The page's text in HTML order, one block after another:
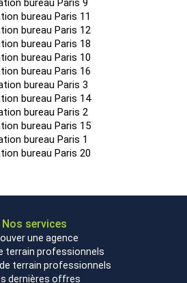
bureau Paris 9
bureau Paris 11
bureau Paris 12
bureau Paris 18
bureau Paris 10
bureau Paris 16
bureau Paris 3
bureau Paris 14
bureau Paris 2
bureau Paris 15
bureau Paris 1
bureau Paris 20
Nos services
une agence
terrain professionnels
terrain professionnels
dernières offres